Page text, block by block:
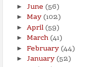
► June (56)
► May(102)
► April(59)
► March(41)
► February(44)
► January(52)